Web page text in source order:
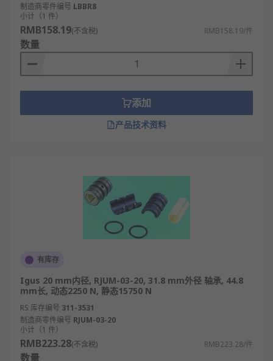
制造商零件编号 LBBR8
小计（1 件）
RMB158.19(不含税) RMB158.19/件
数量
添加
产品技术资料
有库存
Igus 20 mm内径, RJUM-03-20, 31.8 mm外径 轴承, 44.8
mm长, 动态2250 N, 静态15750 N
RS 库存编号 311-3531
制造商零件编号 RJUM-03-20
小计（1 件）
RMB223.28(不含税) RMB223.28/件
数量